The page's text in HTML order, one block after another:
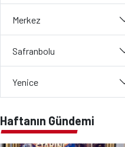
Merkez
Safranbolu
Yenice
Haftanın Gündemi